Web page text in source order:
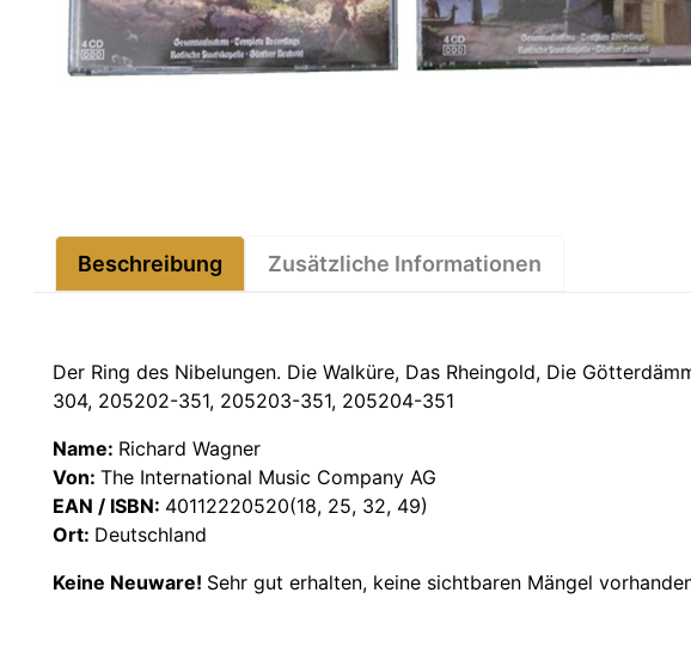
Beschreibung Zusätzliche Informationen
Der Ring des Nibelungen. Die Walküre, Das Rheingold, Die
304, 205202-351, 205203-351, 205204-351
Name: Richard Wagner
Von: The International Music Company AG
EAN / ISBN: 40112220520(18, 25, 32, 49)
Ort: Deutschland
Keine Neuware! Sehr gut erhalten, keine sichtbaren Mängel